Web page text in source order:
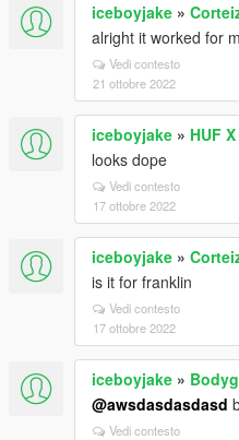
iceboyjake »
alright it worked for
Vedi contesto
21 ottobre 2022
iceboyjake » HUF
looks dope
Vedi contesto
17 ottobre 2022
iceboyjake »
is it for franklin
Vedi contesto
17 ottobre 2022
iceboyjake »
@awsdasdasdasd
Vedi contesto